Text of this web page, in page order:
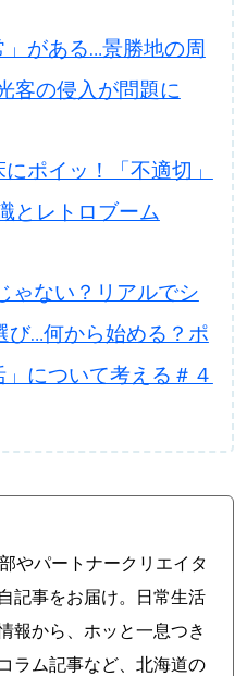
がある…景勝地の周
客の侵入が問題に
ポイッ！「不適切」
とレトロブーム
ゃない？リアルでシ
び…何から始める？ポ
について考える＃４
やパートナークリエイタ
記事をお届け。日常生活
報から、ホッと一息つき
ラム記事など、北海道の